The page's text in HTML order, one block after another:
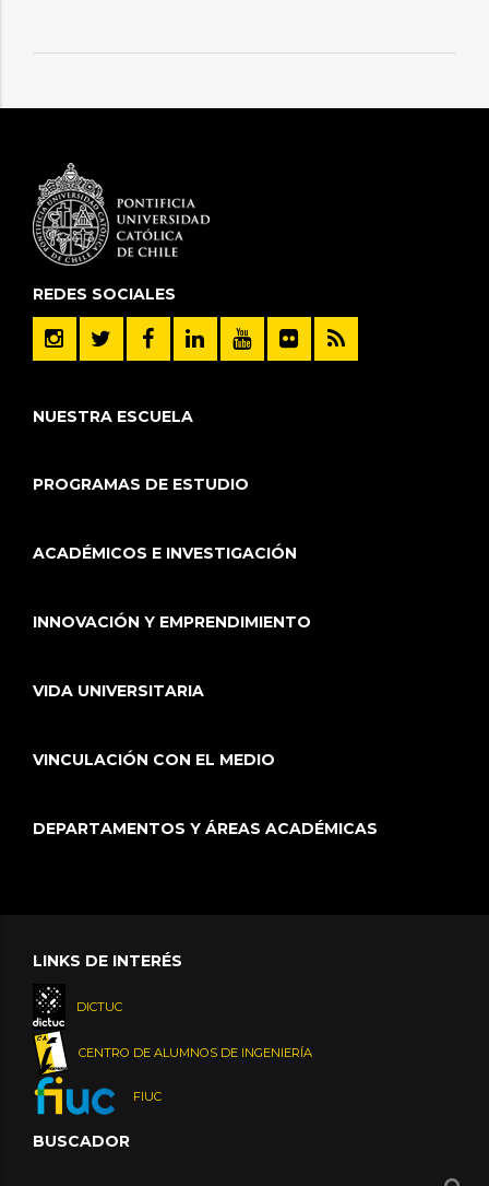
REDES SOCIALES
NUESTRA ESCUELA
PROGRAMAS DE ESTUDIO
ACADÉMICOS E INVESTIGACIÓN
INNOVACIÓN Y EMPRENDIMIENTO
VIDA UNIVERSITARIA
VINCULACIÓN CON EL MEDIO
DEPARTAMENTOS Y ÁREAS ACADÉMICAS
LINKS DE INTERÉS
DICTUC
CENTRO DE ALUMNOS DE INGENIERÍA
FIUC
BUSCADOR